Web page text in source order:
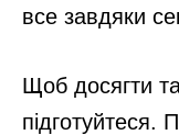
все завдяки
Щоб досягти
підготуйтеся.